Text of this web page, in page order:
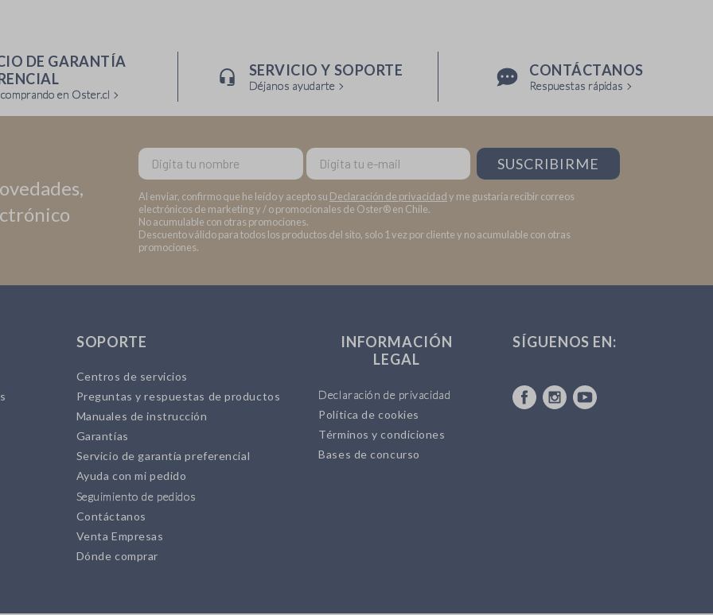
DE GARANTÍA
en Oster.cl
SERVICIO Y SOPORTE
Déjanos ayudarte
CONTÁCTANOS
Respuestas rápidas
Nombre Email
SUSCRIBIRME
Al enviar, confirmo que he leído y acepto su Declaración de privacidady me gustaría recibir correos
electrónicos de marketing y / o promocionales de Oster® en Chile.
No acumulable con otras promociones.
Descuento válido para todos los productos del sito, solo 1 vez por cliente y no acumulable con otras
promociones.
SOPORTE
Centros de servicios
Preguntas y respuestas de productos
Manuales de instrucción
Garantías
Servicio de garantía preferencial
Ayuda con mi pedido
Seguimiento de pedidos
Contáctanos
Venta Empresas
Dónde comprar
INFORMACIÓN
LEGAL
Declaración de privacidad
Política de cookies
Términos y condiciones
Bases de concurso
SÍGUENOS EN: